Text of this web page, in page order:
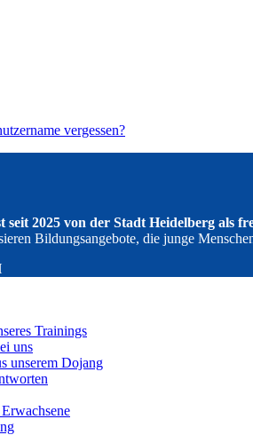
vergessen?
seit 2025 von der Stadt Heidelberg als
Bildungsangebote, die junge
Trainings
uns
unserem Dojang